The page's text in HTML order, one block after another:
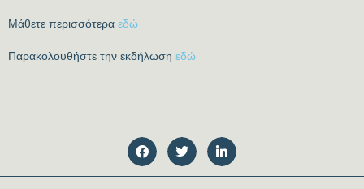
Μάθετε περισσότερα εδώ
Παρακολουθήστε την εκδήλωση εδώ